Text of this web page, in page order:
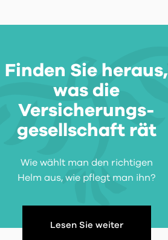
Finden Sie heraus,
was die
Versicherungs-
gesellschaft rät
Wie wählt man den richtigen
Helm aus, wie pflegt man ihn?
Lesen Sie weiter